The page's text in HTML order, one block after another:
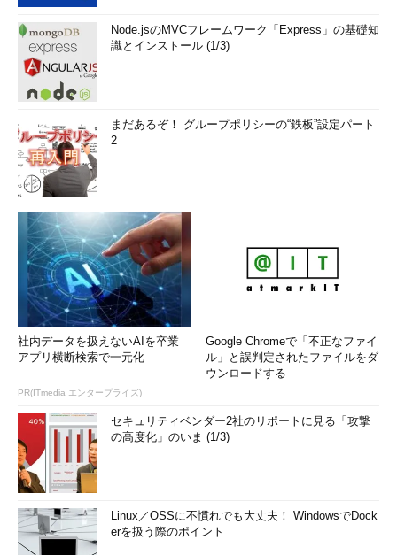
Node.jsのMVCフレームワーク「Express」の基礎知
識とインストール (1/3)
まだあるぞ！ グループポリシーの“鉄板”設定パート
2
社内データを扱えないAIを卒業
アプリ横断検索で一元化
PR(ITmedia エンタープライズ)
Google Chromeで「不正なファイ
ル」と誤判定されたファイルをダ
ウンロードする
セキュリティベンダー2社のリポートに見る「攻撃
の高度化」のいま (1/3)
Linux／OSSに不慣れでも大丈夫！ WindowsでDock
erを扱う際のポイント